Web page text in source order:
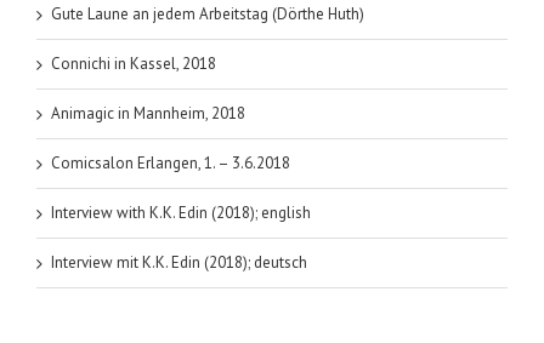
Gute Laune an jedem Arbeitstag (Dörthe Huth)
Connichi in Kassel, 2018
Animagic in Mannheim, 2018
Comicsalon Erlangen, 1. – 3.6.2018
Interview with K.K. Edin (2018); english
Interview mit K.K. Edin (2018); deutsch